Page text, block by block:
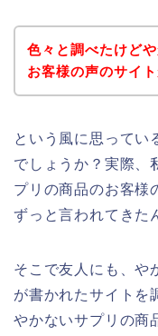
色々と調べたけど
お客様の声のサイ
という風に思ってい
でしょうか？実際、
プリの商品のお客様
ずっと言われてきた
そこで友人にも、や
が書かれたサイトを
やかないサプリの商